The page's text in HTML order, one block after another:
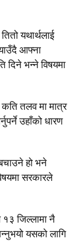
यथार्थलाई
आफ्ना
दिने भन्ने विषयमा
तलव मा मात्र
उहाँको धारण
हो भने
सरकारले
१३ जिल्लामा नै
यसको लागि